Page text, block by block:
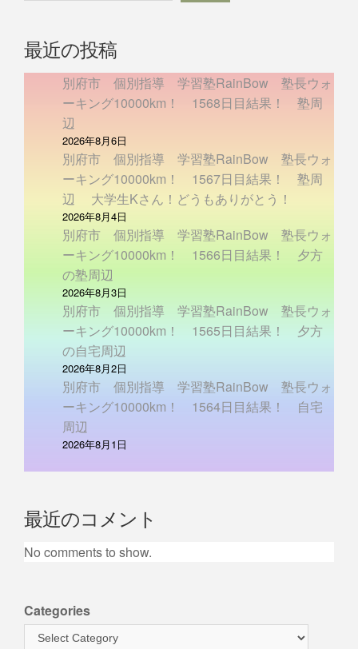
最近の投稿
別府市 個別指導 学習塾RainBow 塾長ウォ
ーキング10000km！ 1568日目結果！ 塾周
辺
2026年8月6日
別府市 個別指導 学習塾RainBow 塾長ウォ
ーキング10000km！ 1567日目結果！ 塾周
辺 大学生Kさん！どうもありがとう！
2026年8月4日
別府市 個別指導 学習塾RainBow 塾長ウォ
ーキング10000km！ 1566日目結果！ 夕方
の塾周辺
2026年8月3日
別府市 個別指導 学習塾RainBow 塾長ウォ
ーキング10000km！ 1565日目結果！ 夕方
の自宅周辺
2026年8月2日
別府市 個別指導 学習塾RainBow 塾長ウォ
ーキング10000km！ 1564日目結果！ 自宅
周辺
2026年8月1日
最近のコメント
No comments to show.
Categories